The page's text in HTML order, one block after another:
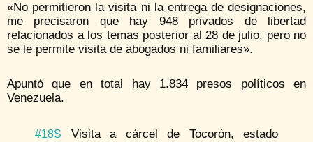
«No permitieron la visita ni la entrega de designaciones,
me precisaron que hay 948 privados de libertad
relacionados a los temas posterior al 28 de julio, pero no
se le permite visita de abogados ni familiares».
Apuntó que en total hay 1.834 presos políticos en
Venezuela.
#18S
Visita a cárcel de Tocorón, estado